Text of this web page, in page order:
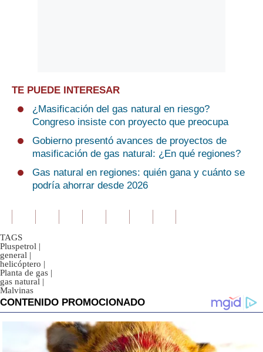
TE PUEDE INTERESAR
¿Masificación del gas natural en riesgo?
Congreso insiste con proyecto que preocupa
Gobierno presentó avances de proyectos de
masificación de gas natural: ¿En qué regiones?
Gas natural en regiones: quién gana y cuánto se
podría ahorrar desde 2026
TAGS
Pluspetrol |
general |
helicóptero |
Planta de gas |
gas natural |
Malvinas